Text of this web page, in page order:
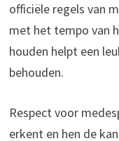
officiële regels van
met het tempo van
houden helpt een
behouden.
Respect voor
erkent en hen de